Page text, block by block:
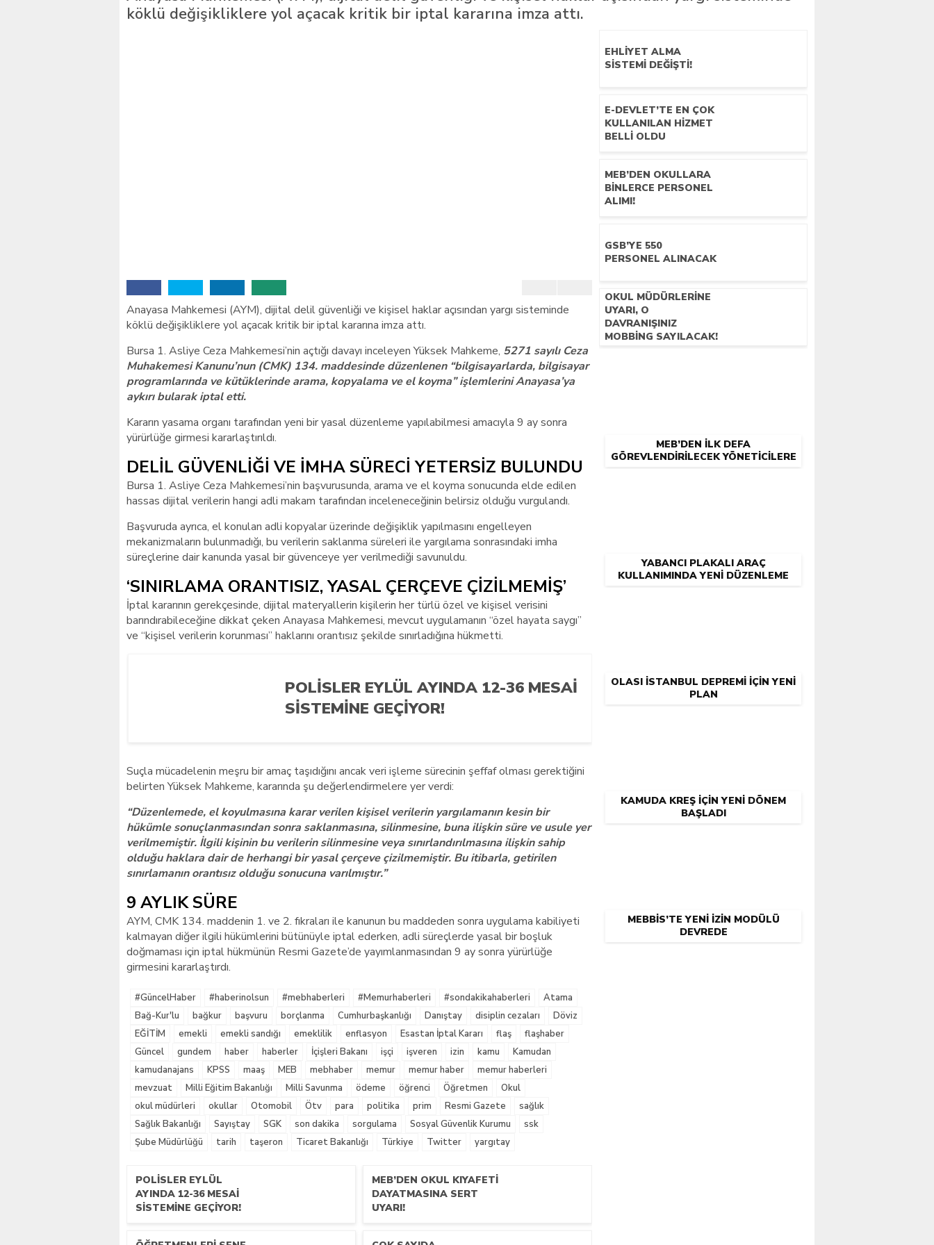
İstanbul’daki okullar için mescid talimatı
köklü değişikliklere yol açacak kritik bir iptal kararına imza attı.
Anayasa Mahkemesi (AYM), dijital delil güvenliği ve kişisel haklar açısından yargı sisteminde
köklü değişikliklere yol açacak kritik bir iptal kararına imza attı.
Bursa 1. Asliye Ceza Mahkemesi’nin açtığı davayı inceleyen Yüksek Mahkeme, 5271 sayılı Ceza
Muhakemesi Kanunu’nun (CMK) 134. maddesinde düzenlenen “bilgisayarlarda, bilgisayar
programlarında ve kütüklerinde arama, kopyalama ve el koyma” işlemlerini Anayasa’ya
aykırı bularak iptal etti.
Kararın yasama organı tarafından yeni bir yasal düzenleme yapılabilmesi amacıyla 9 ay sonra
yürürlüğe girmesi kararlaştırıldı.
DELİL GÜVENLİĞİ VE İMHA SÜRECİ YETERSİZ BULUNDU
Bursa 1. Asliye Ceza Mahkemesi’nin başvurusunda, arama ve el koyma sonucunda elde edilen
hassas dijital verilerin hangi adli makam tarafından inceleneceğinin belirsiz olduğu vurgulandı.
Başvuruda ayrıca, el konulan adli kopyalar üzerinde değişiklik yapılmasını engelleyen
mekanizmaların bulunmadığı, bu verilerin saklanma süreleri ile yargılama sonrasındaki imha
süreçlerine dair kanunda yasal bir güvenceye yer verilmediği savunuldu.
‘SINIRLAMA ORANTISIZ, YASAL ÇERÇEVE ÇİZİLMEMİŞ’
İptal kararının gerekçesinde, dijital materyallerin kişilerin her türlü özel ve kişisel verisini
barındırabileceğine dikkat çeken Anayasa Mahkemesi, mevcut uygulamanın “özel hayata saygı”
ve “kişisel verilerin korunması” haklarını orantısız şekilde sınırladığına hükmetti.
POLISLER EYLÜL AYINDA 12-36 MESAI
SISTEMINE GEÇIYOR!
Suçla mücadelenin meşru bir amaç taşıdığını ancak veri işleme sürecinin şeffaf olması gerektiğini
belirten Yüksek Mahkeme, kararında şu değerlendirmelere yer verdi:
“Düzenlemede, el koyulmasına karar verilen kişisel verilerin yargılamanın kesin bir
hükümle sonuçlanmasından sonra saklanmasına, silinmesine, buna ilişkin süre ve usule yer
verilmemiştir. İlgili kişinin bu verilerin silinmesine veya sınırlandırılmasına ilişkin sahip
olduğu haklara dair de herhangi bir yasal çerçeve çizilmemiştir. Bu itibarla, getirilen
sınırlamanın orantısız olduğu sonucuna varılmıştır.”
9 AYLIK SÜRE
AYM, CMK 134. maddenin 1. ve 2. fıkraları ile kanunun bu maddeden sonra uygulama kabiliyeti
kalmayan diğer ilgili hükümlerini bütünüyle iptal ederken, adli süreçlerde yasal bir boşluk
doğmaması için iptal hükmünün Resmi Gazete’de yayımlanmasından 9 ay sonra yürürlüğe
girmesini kararlaştırdı.
#GüncelHaber #haberinolsun #mebhaberleri #Memurhaberleri #sondakikahaberleri
Atama
Bağ-Kur'lu
bağkur başvuru borçlanma Cumhurbaşkanlığı Danıştay disiplin cezaları
Döviz
EĞİTİM
emekli emekli sandığı emeklilik enflasyon Esastan İptal Kararı flaş
flaşhaber
Güncel
gundem haber haberler İçişleri Bakanı işçi işveren izin kamu
Kamudan
kamudanajans
KPSS maaş MEB mebhaber memur memur haber
memur haberleri
mevzuat
Milli Eğitim Bakanlığı Milli Savunma ödeme öğrenci Öğretmen
Okul
okul müdürleri
okullar Otomobil Ötv para politika prim Resmi Gazete
sağlık
Sağlık Bakanlığı
Sayıştay SGK son dakika sorgulama Sosyal Güvenlik Kurumu
ssk
Şube Müdürlüğü
tarih taşeron Ticaret Bakanlığı Türkiye Twitter yargıtay
POLISLER EYLÜL
AYINDA 12-36 MESAI
SISTEMINE GEÇIYOR!
MEB’DEN OKUL KIYAFETI
DAYATMASINA SERT
UYARI!
EHLIYET ALMA
SISTEMI DEĞIŞTI!
E-DEVLET’TE EN ÇOK
KULLANILAN HIZMET
BELLI OLDU
MEB’DEN OKULLARA
BINLERCE PERSONEL
ALIMI!
GSB’YE 550
PERSONEL ALINACAK
OKUL MÜDÜRLERINE
UYARI, O
DAVRANIŞINIZ
MOBBING SAYILACAK!
MEB’DEN İLK DEFA
GÖREVLENDIRILECEK YÖNETICILERE
YABANCI PLAKALI ARAÇ
KULLANIMINDA YENI DÜZENLEME
OLASI İSTANBUL DEPREMI IÇIN YENI
PLAN
KAMUDA KREŞ IÇIN YENI DÖNEM
BAŞLADI
MEBBİS’TE YENI İZIN MODÜLÜ
DEVREDE